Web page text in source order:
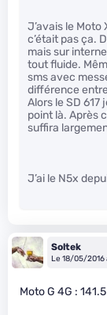
J’avais le Moto
c’était pas ça.
mais sur
tout fluide.
sms avec
différence
Alors le SD 617
point là. Après
suffira
J’ai le N5x
Soltek
Le 18/05/2016
Moto G 4G :